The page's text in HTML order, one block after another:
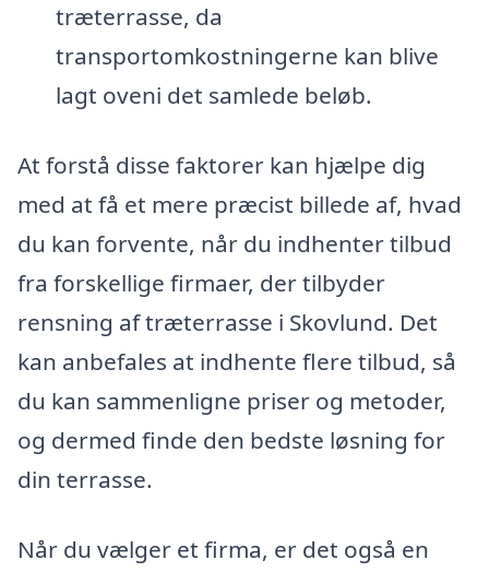
træterrasse, da
transportomkostningerne kan blive
lagt oveni det samlede beløb.
At forstå disse faktorer kan hjælpe dig
med at få et mere præcist billede af, hvad
du kan forvente, når du indhenter tilbud
fra forskellige firmaer, der tilbyder
rensning af træterrasse i Skovlund. Det
kan anbefales at indhente flere tilbud, så
du kan sammenligne priser og metoder,
og dermed finde den bedste løsning for
din terrasse.
Når du vælger et firma, er det også en